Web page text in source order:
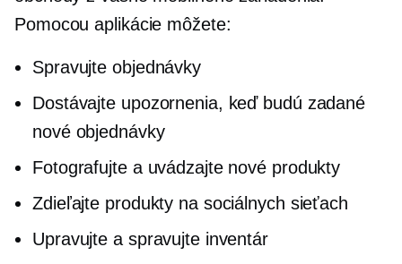
Pomocou aplikácie môžete:
Spravujte objednávky
Dostávajte upozornenia, keď budú zadané
nové objednávky
Fotografujte a uvádzajte nové produkty
Zdieľajte produkty na sociálnych sieťach
Upravujte a spravujte inventár